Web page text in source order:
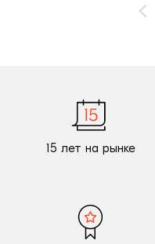
15 лет на рынке